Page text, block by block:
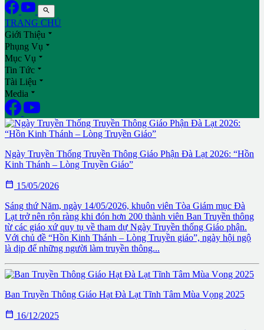

TRANG CHỦ
Giới Thiệu 
Phụng Vụ 
Mục Vụ 
Tin Tức 
Tài Liệu 
Media 
Ngày Truyền Thống Truyền Thông Giáo Phận Đà Lạt 2026: “Hồn
Kinh Thánh – Lòng Truyền Giáo”
 15/05/2026
Sáng thứ Năm, ngày 14/05/2026, khuôn viên Tòa Giám mục Đà
Lạt trở nên rộn ràng khi đón hơn 200 thành viên Ban Truyền thông
từ các giáo xứ quy tụ về tham dự Ngày Truyền thống Giáo phận.
Với chủ đề “Hồn Kinh Thánh – Lòng Truyền giáo”, ngày hội ngộ
là dịp để những người làm truyền thông...
Ban Truyền Thông Giáo Hạt Đà Lạt Tĩnh Tâm Mùa Vọng 2025
 16/12/2025